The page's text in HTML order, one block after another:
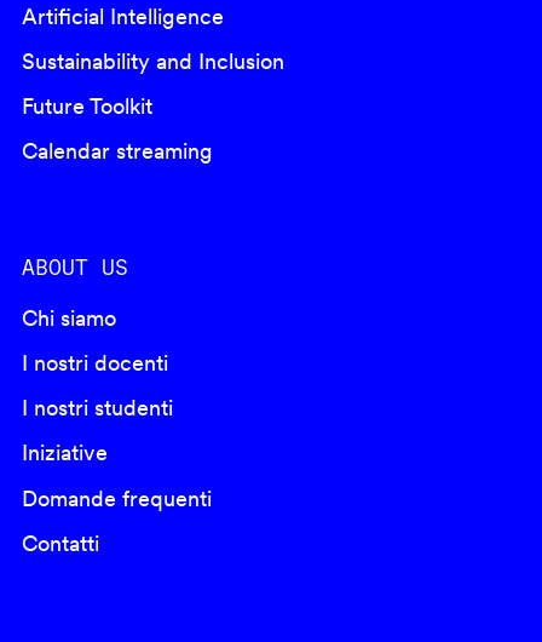
Artificial Intelligence
Sustainability and Inclusion
Future Toolkit
Calendar streaming
ABOUT US
Chi siamo
I nostri docenti
I nostri studenti
Iniziative
Domande frequenti
Contatti